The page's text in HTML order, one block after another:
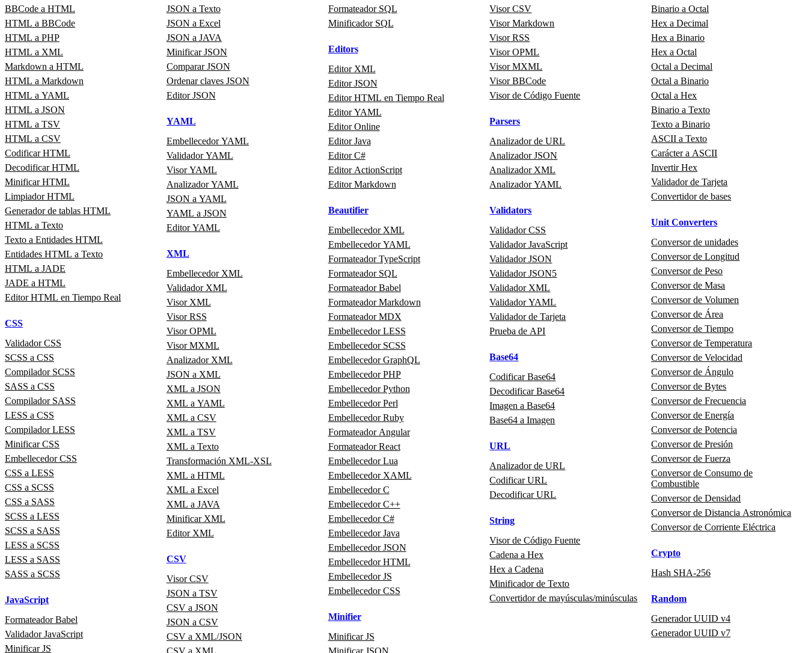
BBCode a HTML
HTML a BBCode
HTML a PHP
HTML a XML
Markdown a HTML
HTML a Markdown
HTML a YAML
HTML a JSON
HTML a TSV
HTML a CSV
Codificar HTML
Decodificar HTML
Minificar HTML
Limpiador HTML
Generador de tablas HTML
HTML a Texto
Texto a Entidades HTML
Entidades HTML a Texto
HTML a JADE
JADE a HTML
Editor HTML en Tiempo Real
CSS
Validador CSS
SCSS a CSS
Compilador SCSS
SASS a CSS
Compilador SASS
LESS a CSS
Compilador LESS
Minificar CSS
Embellecedor CSS
CSS a LESS
CSS a SCSS
CSS a SASS
SCSS a LESS
SCSS a SASS
LESS a SCSS
LESS a SASS
SASS a SCSS
JavaScript
Formateador Babel
Validador JavaScript
Minificar JS
JSON a Texto
JSON a Excel
JSON a JAVA
Minificar JSON
Comparar JSON
Ordenar claves JSON
Editor JSON
YAML
Embellecedor YAML
Validador YAML
Visor YAML
Analizador YAML
JSON a YAML
YAML a JSON
Editor YAML
XML
Embellecedor XML
Validador XML
Visor XML
Visor RSS
Visor OPML
Visor MXML
Analizador XML
JSON a XML
XML a JSON
XML a YAML
XML a CSV
XML a TSV
XML a Texto
Transformación XML-XSL
XML a HTML
XML a Excel
XML a JAVA
Minificar XML
Editor XML
CSV
Visor CSV
JSON a TSV
CSV a JSON
JSON a CSV
CSV a XML/JSON
CSV a XML
Formateador SQL
Minificador SQL
Editors
Editor XML
Editor JSON
Editor HTML en Tiempo Real
Editor YAML
Editor Online
Editor Java
Editor C#
Editor ActionScript
Editor Markdown
Beautifier
Embellecedor XML
Embellecedor YAML
Formateador TypeScript
Formateador SQL
Formateador Babel
Formateador Markdown
Formateador MDX
Embellecedor LESS
Embellecedor SCSS
Embellecedor GraphQL
Embellecedor PHP
Embellecedor Python
Embellecedor Perl
Embellecedor Ruby
Formateador Angular
Formateador React
Embellecedor Lua
Embellecedor XAML
Embellecedor C
Embellecedor C++
Embellecedor C#
Embellecedor Java
Embellecedor JSON
Embellecedor HTML
Embellecedor JS
Embellecedor CSS
Minifier
Minificar JS
Minificar JSON
Visor CSV
Visor Markdown
Visor RSS
Visor OPML
Visor MXML
Visor BBCode
Visor de Código Fuente
Parsers
Analizador de URL
Analizador JSON
Analizador XML
Analizador YAML
Validators
Validador CSS
Validador JavaScript
Validador JSON
Validador JSON5
Validador XML
Validador YAML
Validador de Tarjeta
Prueba de API
Base64
Codificar Base64
Decodificar Base64
Imagen a Base64
Base64 a Imagen
URL
Analizador de URL
Codificar URL
Decodificar URL
String
Visor de Código Fuente
Cadena a Hex
Hex a Cadena
Minificador de Texto
Convertidor de mayúsculas/minúsculas
Binario a Octal
Hex a Decimal
Hex a Binario
Hex a Octal
Octal a Decimal
Octal a Binario
Octal a Hex
Binario a Texto
Texto a Binario
ASCII a Texto
Carácter a ASCII
Invertir Hex
Validador de Tarjeta
Convertidor de bases
Unit Converters
Conversor de unidades
Conversor de Longitud
Conversor de Peso
Conversor de Masa
Conversor de Volumen
Conversor de Área
Conversor de Tiempo
Conversor de Temperatura
Conversor de Velocidad
Conversor de Ángulo
Conversor de Bytes
Conversor de Frecuencia
Conversor de Energía
Conversor de Potencia
Conversor de Presión
Conversor de Fuerza
Conversor de Consumo de
Combustible
Conversor de Densidad
Conversor de Distancia Astronómica
Conversor de Corriente Eléctrica
Crypto
Hash SHA-256
Random
Generador UUID v4
Generador UUID v7